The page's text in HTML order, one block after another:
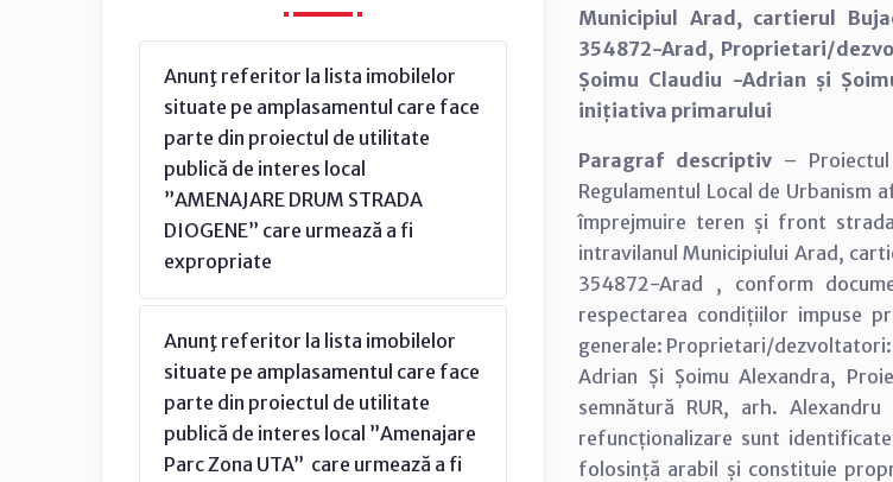
Anunţ referitor la lista imobilelor
situate pe amplasamentul care face
parte din proiectul de utilitate
publică de interes local
”AMENAJARE DRUM STRADA
DIOGENE” care urmează a fi
expropriate
Anunţ referitor la lista imobilelor
situate pe amplasamentul care face
parte din proiectul de utilitate
publică de interes local ”Amenajare
Parc Zona UTA” care urmează a fi
Municipiul Arad, cartierul
354872-Arad, Proprietari/
Șoimu Claudiu -Adrian și
inițiativa primarului
Paragraf descriptiv– Proiectul
Regulamentul Local de
împrejmuire teren și front
intravilanul Municipiului Arad,
354872-Arad , conform
respectarea condițiilor impuse
generale: Proprietari/dezvoltatori:
Adrian Și Șoimu Alexandra,
semnătură RUR, arh.
refuncționalizare sunt
folosință arabil și constituie